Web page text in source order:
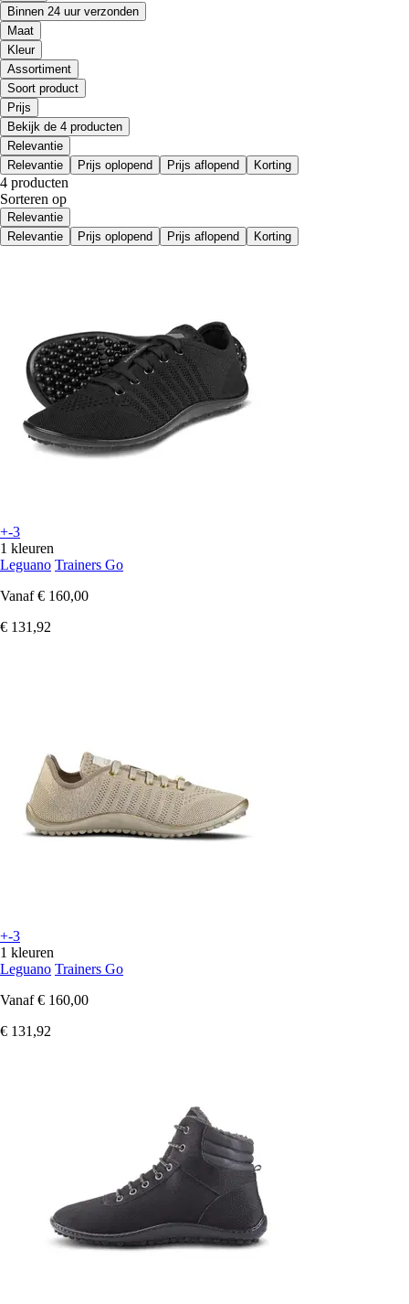
Binnen 24 uur verzonden
Maat
Kleur
Assortiment
Soort product
Prijs
Bekijk de 4 producten
Relevantie
Relevantie
Prijs oplopend Prijs aflopend Korting
4 producten
Sorteren op
Relevantie
Relevantie
Prijs oplopend Prijs aflopend Korting
+-3
1 kleuren
Leguano Trainers Go
Vanaf € 160,00
€ 131,92
+-3
1 kleuren
Leguano Trainers Go
Vanaf € 160,00
€ 131,92